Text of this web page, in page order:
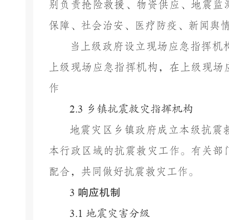
别负责抢险救援、物资供应、地震监
保障、社会治安、医疗防疫、 新闻舆
当上级政府设立现场应急指挥
上级现场应急指挥机构，在上级现
作
2.3 乡镇抗震救灾指挥机构
地震灾区 乡镇政府成 立本级抗震
本行政区域的抗震救灾工作。 有关部
配合，共同做好抗震救灾工作。
3 响应机制
3.1 地震灾害分级